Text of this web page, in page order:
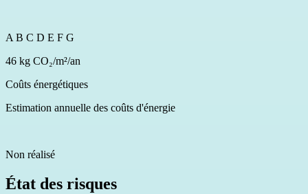
A B C D E F G
46 kg CO₂/m²/an
Coûts énergétiques
Estimation annuelle des coûts d'énergie
Non réalisé
État des risques